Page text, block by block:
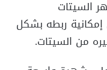
السيتات
ربطه بشكل
من السيتات.